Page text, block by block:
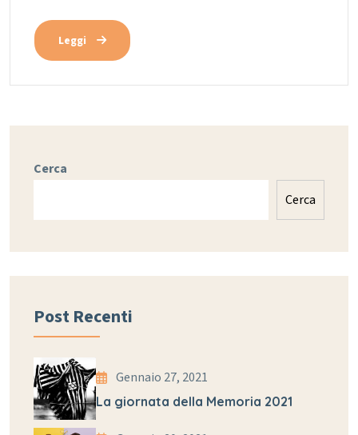
Leggi
Cerca
Cerca
Post Recenti
Gennaio 27, 2021
La giornata della Memoria 2021